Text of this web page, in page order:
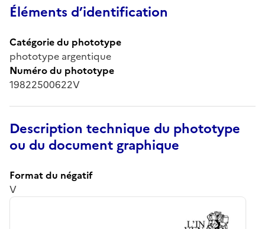
Éléments d’identification
Catégorie du phototype
phototype argentique
Numéro du phototype
19822500622V
Description technique du phototype
ou du document graphique
Format du négatif
V